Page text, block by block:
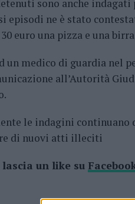
sono anche
episodi ne è stato
euro una pizza e una
un medico di guardia nel
all’Autorità
le indagini continuano
di nuovi atti illeciti
lascia un like su